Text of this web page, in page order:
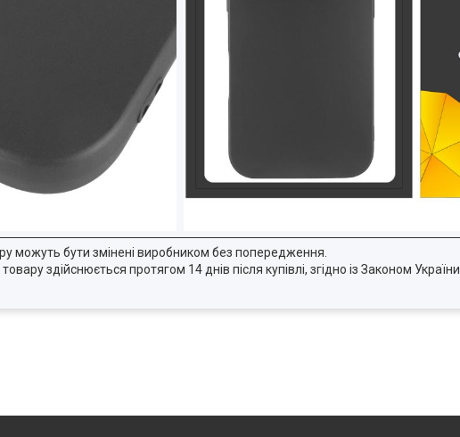
можуть бути змінені виробником без попередження.
здійснюється протягом 14 днів після купівлі, згідно із Законом України